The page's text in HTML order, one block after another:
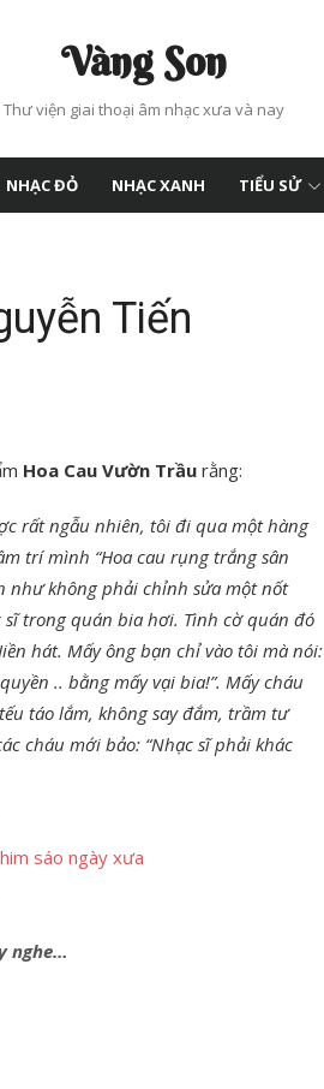
Vàng Son
Thư viện giai thoại âm nhạc xưa và nay
NHẠC ĐỎ NHẠC XANH TIỂU SỬ
Tiến
Hoa Cau Vườn Trầu rằng:
rất ngẫu nhiên, tôi đi qua một hàng
trí mình “Hoa cau rụng trắng sân
như không phải chỉnh sửa một nốt
trong quán bia hơi. Tình cờ quán đó
hát. Mấy ông bạn chỉ vào tôi mà nói:
.. bằng mấy vại bia!”. Mấy cháu
táo lắm, không say đắm, trầm tư
cháu mới bảo: “Nhạc sĩ phải khác
sáo ngày xưa
nghe…